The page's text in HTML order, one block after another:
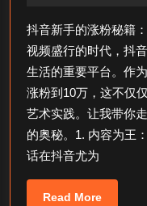
月
29
日
抖音新手的涨粉秘籍
视频盛行的时代，抖
生活的重要平台。作
涨粉到10万，这不仅
艺术实践。让我带你
的奥秘。1. 内容为王
话在抖音尤为
Read MoreRead